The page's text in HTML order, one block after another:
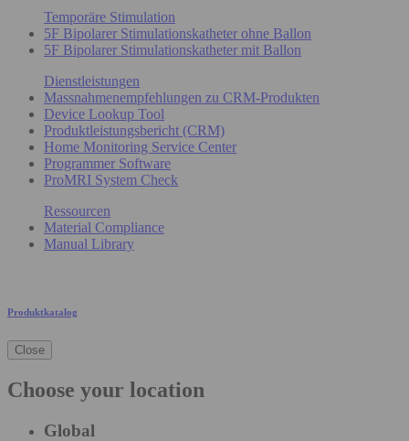
Temporäre Stimulation
5F Bipolarer Stimulationskatheter ohne Ballon
5F Bipolarer Stimulationskatheter mit Ballon
Dienstleistungen
Massnahmenempfehlungen zu CRM-Produkten
Device Lookup Tool
Produktleistungsbericht (CRM)
Home Monitoring Service Center
Programmer Software
ProMRI System Check
Ressourcen
Material Compliance
Manual Library
Produktkatalog
Close
Choose your location
Global